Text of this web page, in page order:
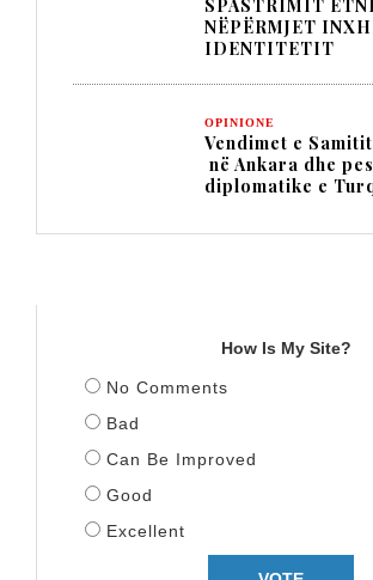
SPASTRIMIT
NËPËRMJET
IDENTITETIT
OPINIONE
Vendimet e
në Ankara dhe
diplomatike e
How Is My Site?
No Comments
Bad
Can Be Improved
Good
Excellent